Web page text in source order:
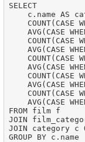
SELECT
c.name AS
COUNT(CASE
AVG(CASE
COUNT(CASE
AVG(CASE
COUNT(CASE
AVG(CASE
COUNT(CASE
AVG(CASE
COUNT(CASE
AVG(CASE
FROM film f
JOIN
JOIN category c
GROUP BY c.name